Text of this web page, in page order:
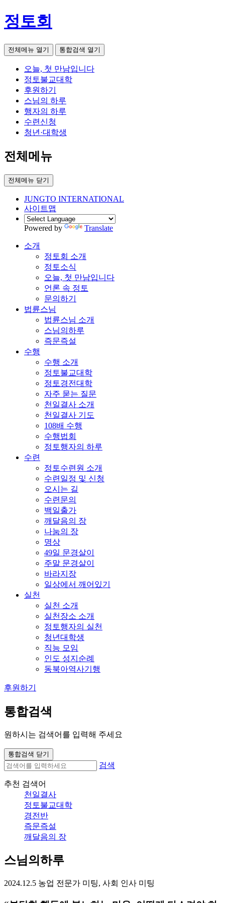
정토회
전체메뉴 열기 통합검색 열기
오늘, 첫 만남입니다
정토불교대학
후원하기
스님의 하루
행자의 하루
수련신청
청년·대학생
전체메뉴
전체메뉴 닫기
JUNGTO INTERNATIONAL
사이트맵
Powered by Translate
소개
정토회 소개
정토소식
오늘, 첫 만남입니다
언론 속 정토
문의하기
법륜스님
법륜스님 소개
스님의하루
즉문즉설
수행
수행 소개
정토불교대학
정토경전대학
자주 묻는 질문
천일결사 소개
천일결사 기도
108배 수행
수행법회
정토행자의 하루
수련
정토수련원 소개
수련일정 및 신청
오시는 길
수련문의
백일출가
깨달음의 장
나눔의 장
명상
49일 문경살이
주말 문경살이
바라지장
일상에서 깨어있기
실천
실천 소개
실천장소 소개
정토행자의 실천
청년대학생
직능 모임
인도 성지순례
동북아역사기행
후원하기
통합검색
원하시는 검색어를 입력해 주세요
통합검색 닫기
검색
추천 검색어
천일결사
정토불교대학
경전반
즉문즉설
깨달음의 장
스님의하루
2024.12.5 농업 전문가 미팅, 사회 인사 미팅